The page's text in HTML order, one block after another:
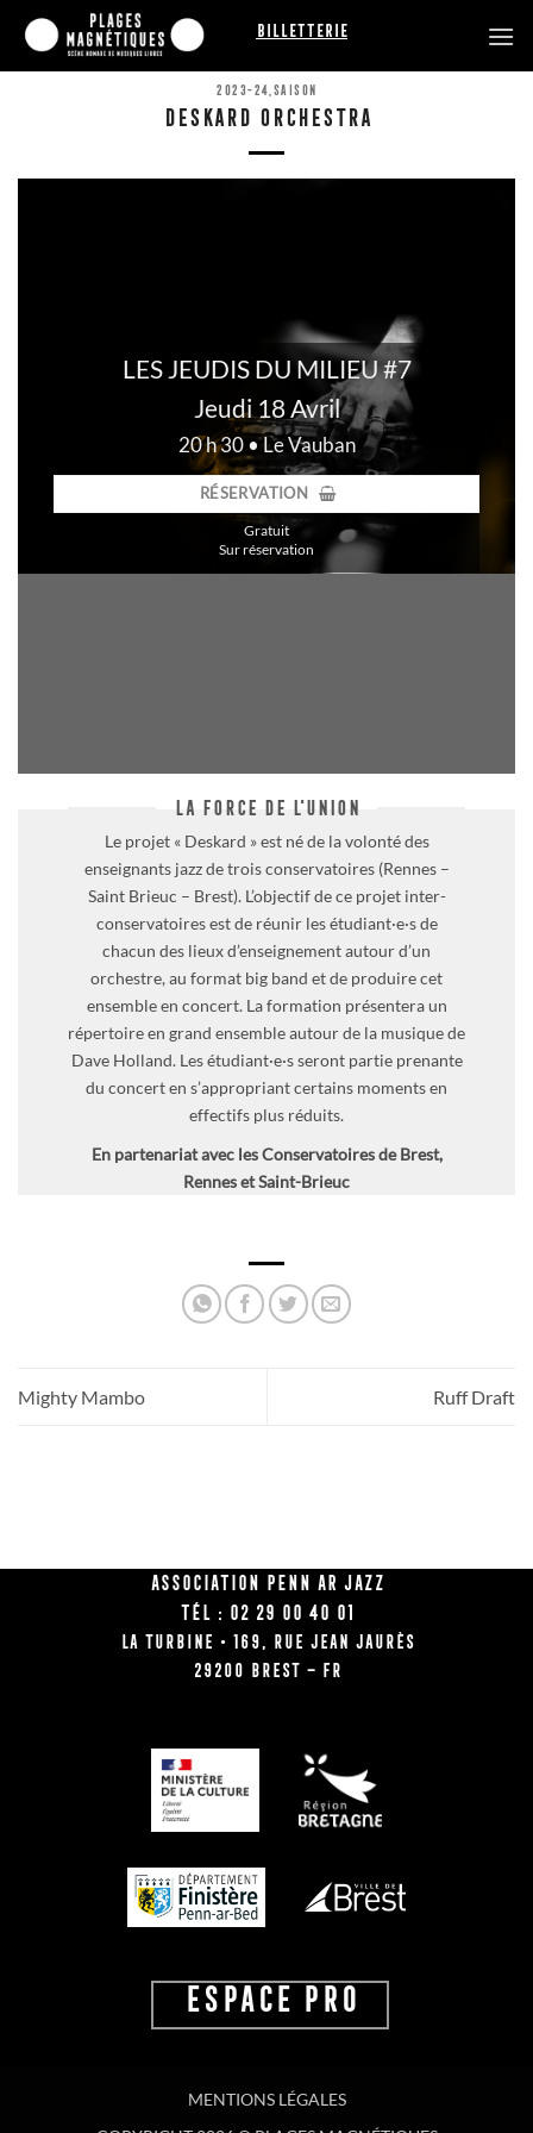
Passer
contenu
Billetterie
2023-24, SAISON
DESKARD ORCHESTRA
LES JEUDIS DU MILIEU #7
Jeudi 18 Avril
20 h 30 • Le Vauban
RÉSERVATION
Gratuit
Sur réservation
LA FORCE DE L'UNION
Le projet « Deskard » est né de la volonté des
enseignants jazz de trois conservatoires (Rennes –
Saint Brieuc – Brest). L’objectif de ce projet inter-
conservatoires est de réunir les étudiant·e·s de
chacun des lieux d’enseignement autour d’un
orchestre, au format big band et de produire cet
ensemble en concert. La formation présentera un
répertoire en grand ensemble autour de la musique de
Dave Holland. Les étudiant·e·s seront partie prenante
du concert en s’appropriant certains moments en
effectifs plus réduits.
En partenariat avec les Conservatoires de Brest,
Rennes et Saint-Brieuc
Mighty Mambo Ruff Draft
Association Penn Ar Jazz
Tél : 02 29 00 40 01
La Turbine • 169, rue Jean Jaurès
29200 BREST – FR
ESPACE PRO
MENTIONS LÉGALES